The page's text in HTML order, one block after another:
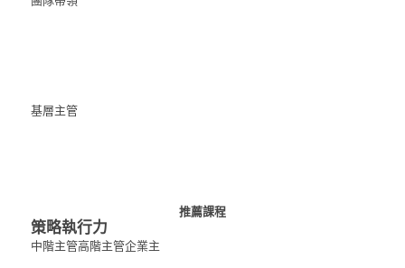
基層主管
推薦課程
策略執行力
中階主管高階主管企業主